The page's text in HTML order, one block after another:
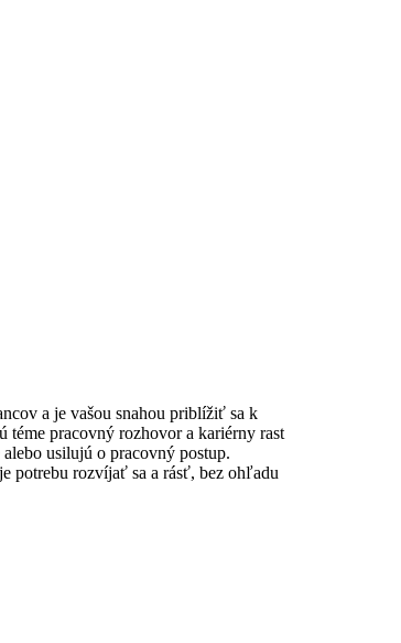
a je vašou snahou priblížiť sa k
téme pracovný rozhovor a kariérny rast
usilujú o pracovný postup.
potrebu rozvíjať sa a rásť, bez ohľadu